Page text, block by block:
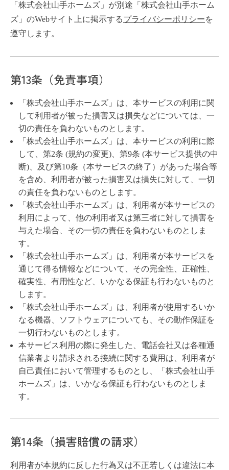
「株式会社山手ホームズ」が別途「株式会社山手ホーム
ズ」のWebサイト上に掲示するプライバシーポリシーを
遵守します。
第13条（免責事項）
「株式会社山手ホームズ」は、本サービスの利用に関
して利用者が被った損害又は損失などについては、一
切の責任を負わないものとします。
「株式会社山手ホームズ」は、本サービスの利用に際
して、第2条 (規約の変更)、第9条 (本サービス提供の中
断)、及び第10条（本サービスの終了）があった場合等
を含め、利用者が被った損害又は損失に対して、一切
の責任を負わないものとします。
「株式会社山手ホームズ」は、利用者が本サービスの
利用によって、他の利用者又は第三者に対して損害を
与えた場合、その一切の責任を負わないものとしま
す。
「株式会社山手ホームズ」は、利用者が本サービスを
通じて得る情報などについて、その完全性、正確性、
確実性、有用性など、いかなる保証も行わないものと
します。
「株式会社山手ホームズ」は、利用者が使用するいか
なる機器、ソフトウェアについても、その動作保証を
一切行わないものとします。
本サービス利用の際に発生した、電話会社又は各種通
信業者より請求される接続に関する費用は、利用者が
自己責任において管理するものとし、「株式会社山手
ホームズ」は、いかなる保証も行わないものとしま
す。
第14条（損害賠償の請求）
利用者が本規約に反した行為又は不正若しくは違法に本